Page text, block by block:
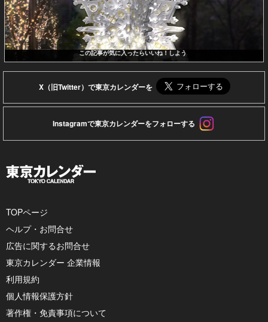
この記事が気に入ったらいいね！しよう
X（旧Twitter）で東京カレンダーを
Instagramで東京カレンダーをフォローする
TOPページ
ヘルプ・お問合せ
広告に関するお問合せ
東京カレンダー 企業情報
利用規約
個人情報保護方針
著作権・免責事項について